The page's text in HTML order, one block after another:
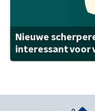
Nieuwe
interessant voor